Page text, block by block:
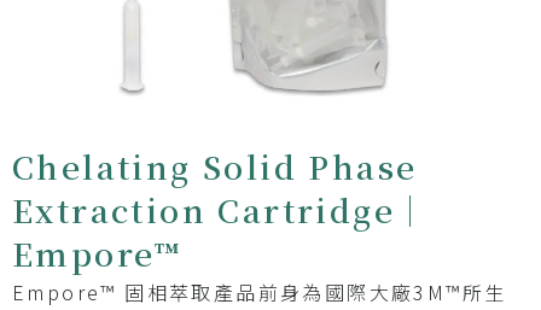
Chelating Solid Phase
Extraction Cartridge｜
Empore™
Empore™ 固相萃取產品前身為國際大廠3M™所生